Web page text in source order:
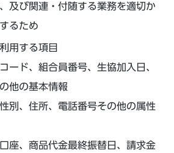
及び関連・付随する業務を適切か
るため
用する項目
ード、組合員番号、生協加入日、
他の基本情報
別、住所、電話番号その他の属性
座、商品代金最終振替日、請求金